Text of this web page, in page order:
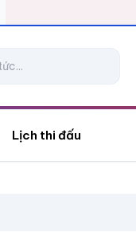
Lịch thi đấu